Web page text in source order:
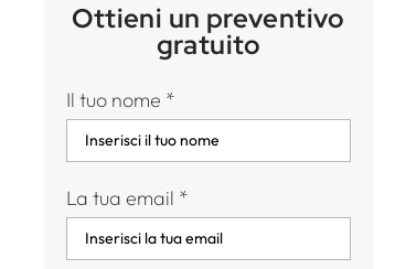
Ottieni un preventivo
gratuito
Il tuo nome *
La tua email *